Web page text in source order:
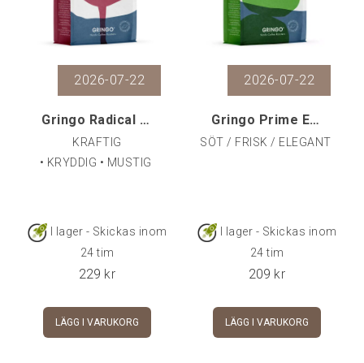
2026-07-22
Gringo Radical Espresso EKO, 500 g
KRAFTIG
• KRYDDIG • MUSTIG
I lager - Skickas inom
24 tim
229 kr
LÄGG I VARUKORG
2026-07-22
Gringo Prime Espresso, 500 g
SÖT / FRISK / ELEGANT
I lager - Skickas inom
24 tim
209 kr
LÄGG I VARUKORG